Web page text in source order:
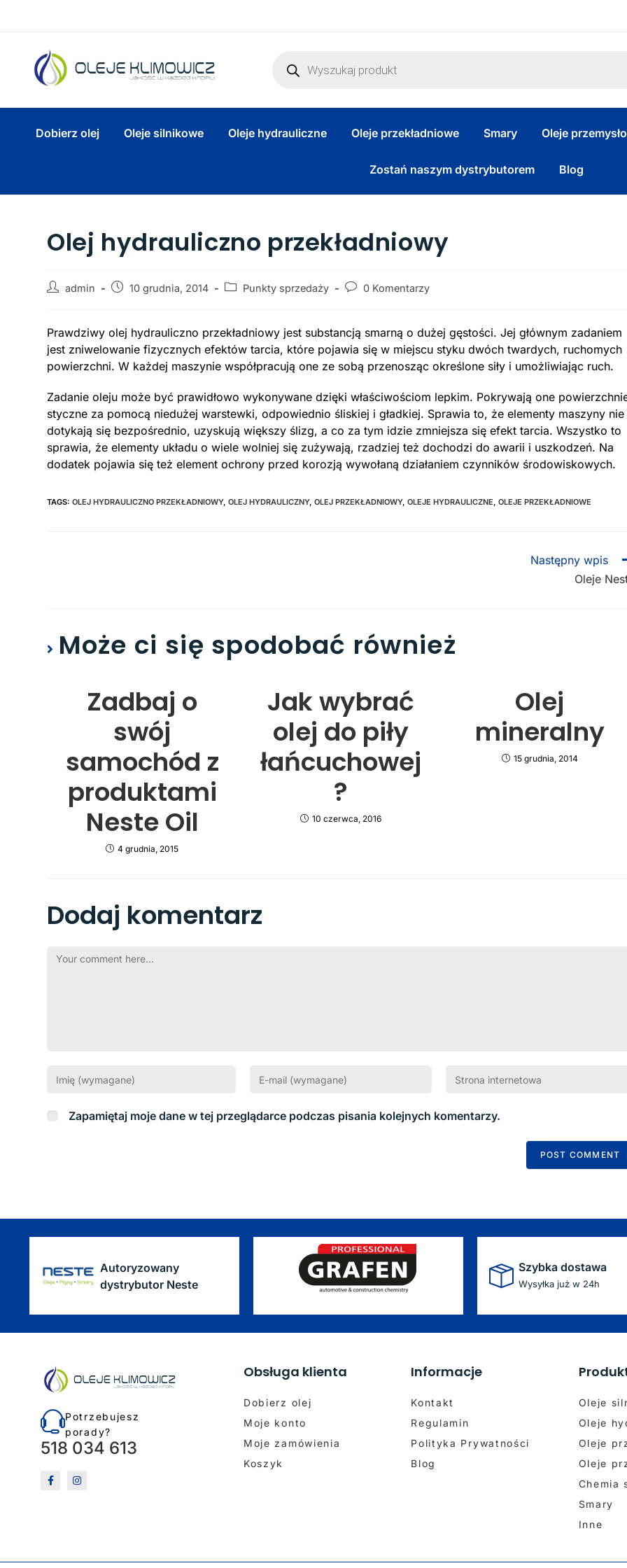
Dobierz olej Oleje silnikowe Oleje hydrauliczne Oleje przekładniowe Smary Oleje
Zostań naszym dystrybutorem Blog
Olej hydrauliczno przekładniowy
admin 10 grudnia, 2014 Punkty sprzedaży 0 Komentarzy
Prawdziwy olej hydrauliczno przekładniowy jest substancją smarną o dużej gęstości. Jej głównym zadaniem
jest zniwelowanie fizycznych efektów tarcia, które pojawia się w miejscu styku dwóch twardych, ruchomych
powierzchni. W każdej maszynie współpracują one ze sobą przenosząc określone siły i umożliwiając ruch.
Zadanie oleju może być prawidłowo wykonywane dzięki właściwościom lepkim. Pokrywają one
styczne za pomocą niedużej warstewki, odpowiednio śliskiej i gładkiej. Sprawia to, że elementy maszyny nie
dotykają się bezpośrednio, uzyskują większy ślizg, a co za tym idzie zmniejsza się efekt tarcia. Wszystko to
sprawia, że elementy układu o wiele wolniej się zużywają, rzadziej też dochodzi do awarii i uszkodzeń. Na
dodatek pojawia się też element ochrony przed korozją wywołaną działaniem czynników środowiskowych.
TAGS:OLEJ HYDRAULICZNO PRZEKŁADNIOWY, OLEJ HYDRAULICZNY, OLEJ PRZEKŁADNIOWY, OLEJE HYDRAULICZNE, OLEJE PRZEKŁADNIOWE
Następny wpis
Oleje
Może ci się spodobać również
Zadbaj o
swój
samochód z
produktami
Neste Oil
4 grudnia, 2015
Jak wybrać
olej do piły
łańcuchowej
?
10 czerwca, 2016
Olej
mineralny
15 grudnia, 2014
Dodaj komentarz
Zapamiętaj moje dane w tej przeglądarce podczas pisania kolejnych komentarzy.
Autoryzowany
dystrybutor Neste
Szybka dostawa
Wysyłka już w 24h
Potrzebujesz
porady?
518 034 613
Obsługa klienta
Dobierz olej
Moje konto
Moje zamówienia
Koszyk
Informacje
Kontakt
Regulamin
Polityka Prywatności
Blog
Oleje
Oleje
Oleje
Oleje
Chemia
Smary
Inne